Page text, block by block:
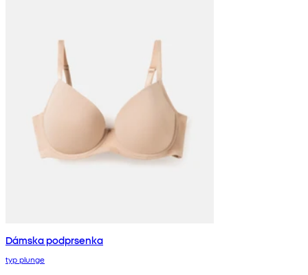
Dámska podprsenka
typ plunge